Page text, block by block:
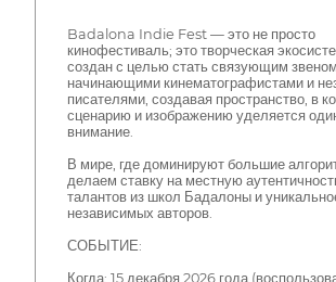
Badalona Indie Fest — это не просто
кинофестиваль; это творческая
создан с целью стать связующим
начинающими кинематографистами и
писателями, создавая пространство, в
сценарию и изображению уделяется
внимание.
В мире, где доминируют большие
делаем ставку на местную
талантов из школ Бадалоны и
независимых авторов.
СОБЫТИЕ:
Когда: 15 декабря 2026 года